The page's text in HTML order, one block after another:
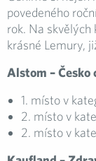
povedeného
rok. Na
krásné Lemury,
Alstom – Česko
1. místo v
2. místo v
2. místo v